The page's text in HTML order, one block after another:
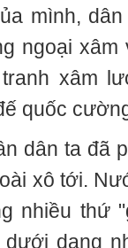
mình,
ngoại
xâm
quốc
dân ta đã
xô tới.
nhiều thứ
dạng